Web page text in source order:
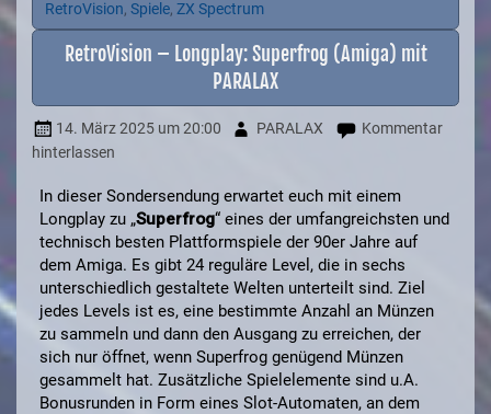
RetroVision,Spiele,ZX Spectrum
RetroVision – Longplay: Superfrog (Amiga) mit
PARALAX
14. März 2025um 20:00 PARALAX
Kommentar
hinterlassen
In dieser Sondersendung erwartet euch mit einem
Longplay zu „Superfrog“ eines der umfangreichsten und
technisch besten Plattformspiele der 90er Jahre auf
dem Amiga. Es gibt 24 reguläre Level, die in sechs
unterschiedlich gestaltete Welten unterteilt sind. Ziel
jedes Levels ist es, eine bestimmte Anzahl an Münzen
zu sammeln und dann den Ausgang zu erreichen, der
sich nur öffnet, wenn Superfrog genügend Münzen
gesammelt hat. Zusätzliche Spielelemente sind u.A.
Bonusrunden in Form eines Slot-Automaten, an dem